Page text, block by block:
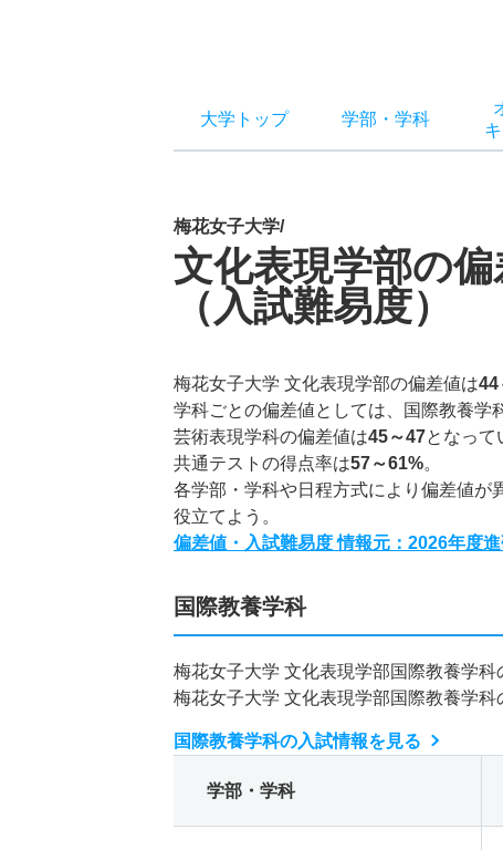
大学トップ 学部 ・ 学科
梅花女子大学/
文化表現学部の
（入試難易度）
梅花女子大学 文化表現学部の偏差値は44
学科ごとの偏差値としては、国際教養学
芸術表現学科の偏差値は45～47となって
共通テストの得点率は57～61%。
各学部・学科や日程方式により偏差値が
役立てよう。
偏差値・入試難易度 情報元：2026年度
国際教養学科
梅花女子大学 文化表現学部国際教養学科
梅花女子大学 文化表現学部国際教養学科
国際教養学科の入試情報を見る
学部・学科